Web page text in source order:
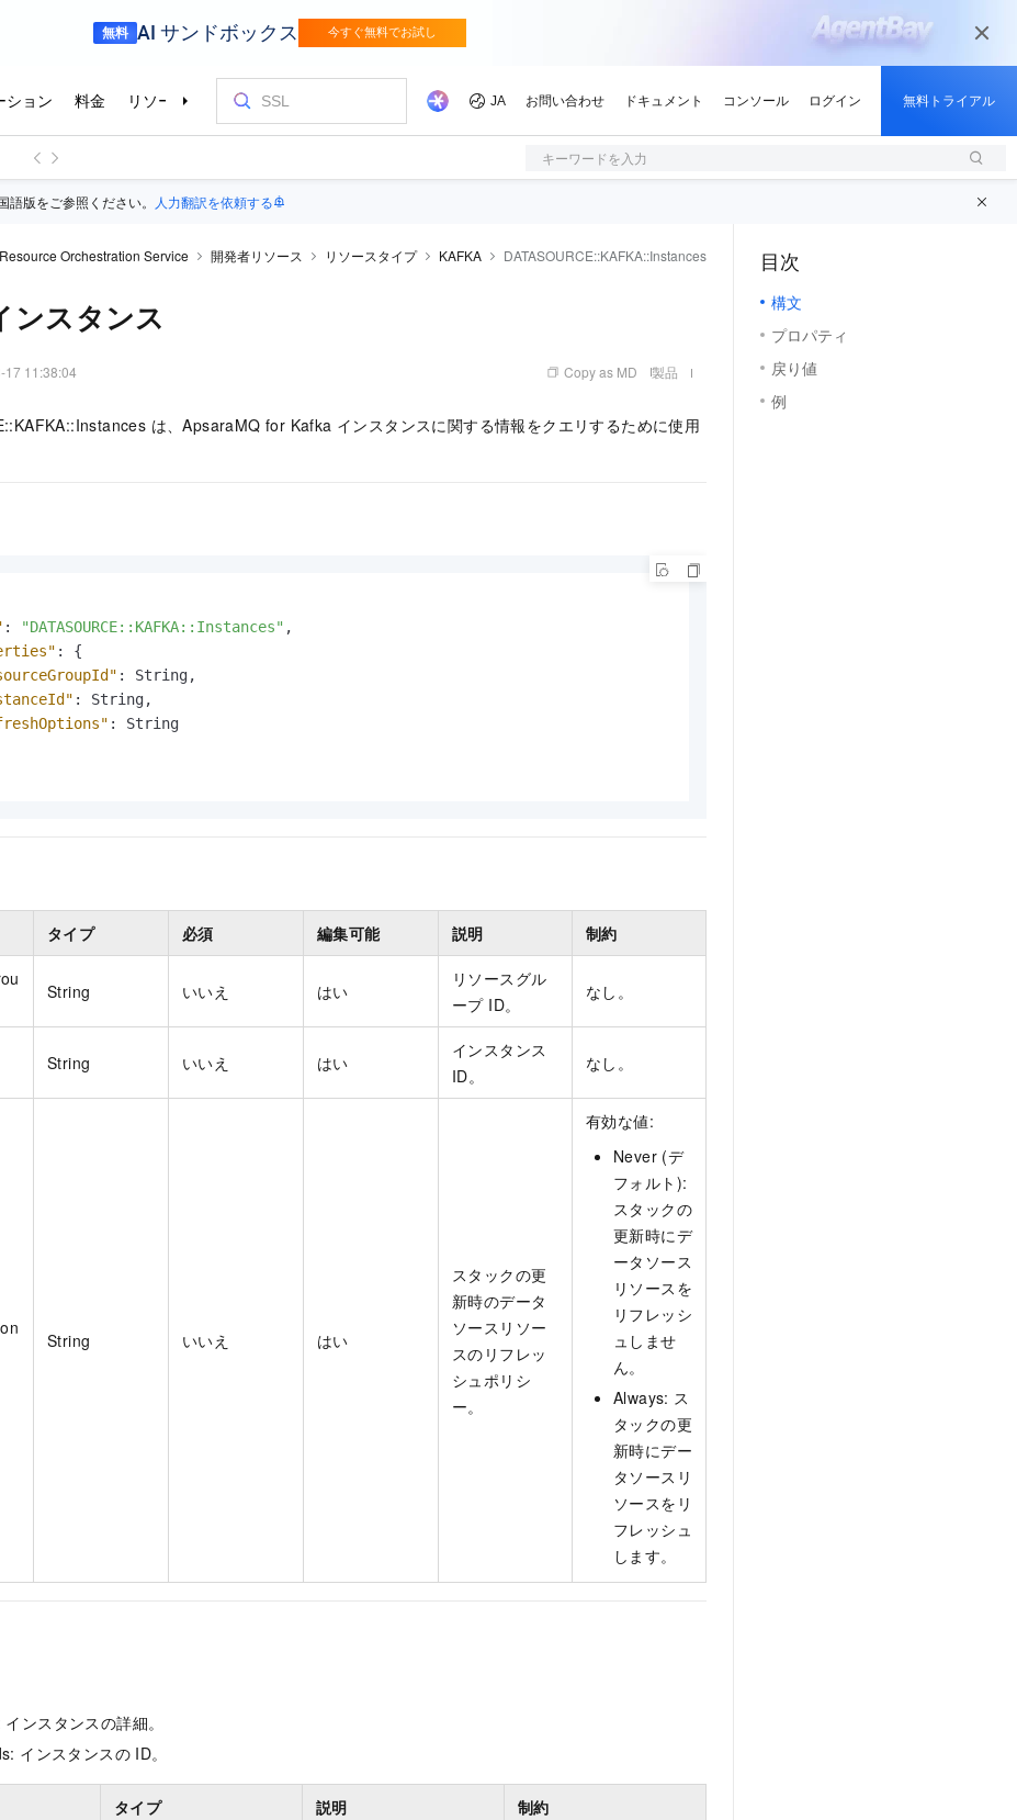
キーワードを入力
版をご参照ください。 人力翻訳を依頼する
Resource Orchestration Service 開発者リソース リソースタイプ KAFKA DATASOURCE::KAFKA::Instances
ンスタンス
17 11:38:04 Copy as MD 製品
は、ApsaraMQ for Kafka インスタンスに関する情報をクエリするために使用
: "DATASOURCE::KAFKA::Instances" ,
:
{
: String,
: String,
:
String
タイプ 必須 編集可能 説明 制約
String いいえ はい
リソースグル
ープ ID。
なし。
String いいえ はい
インスタンス
ID。
なし。
String いいえ はい
スタックの更
新時のデータ
ソースリソー
スのリフレッ
シュポリシ
ー。
有効な値:
Never (デ
フォルト):
スタックの
更新時にデ
ータソース
リソースを
リフレッシ
ュしませ
ん。
Always: ス
タックの更
新時にデー
タソースリ
ソースをリ
フレッシュ
します。
ンスタンスの詳細。
インスタンスの ID。
タイプ 説明 制約
目次
構文
プロパティ
戻り値
例